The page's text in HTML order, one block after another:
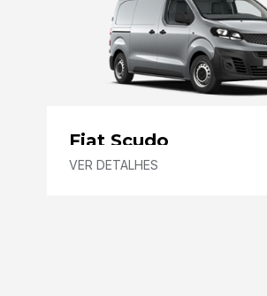
Fiat Scudo
VER DETALHES